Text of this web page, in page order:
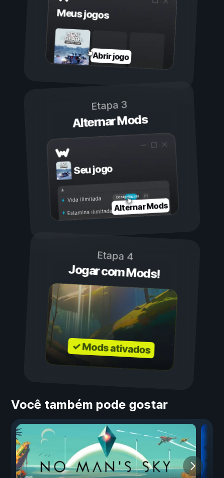
Meus jogos
Abrir jogo
Etapa 3
Alternar Mods
Seu jogo
Ligada
Desligada
Vida ilimitada
Estamina ilimitadaAlternar Mods
Etapa 4
Jogar com Mods!
✓ Mods ativados
Você também pode gostar